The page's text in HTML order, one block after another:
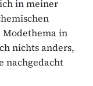
in meiner
in
nichts anders,
nachgedacht